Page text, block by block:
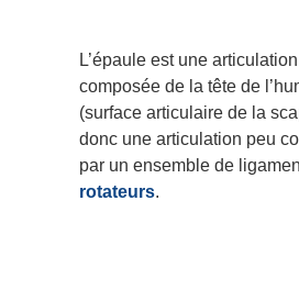
L’épaule est une
composée de la tête de
(surface articulaire de la
donc une articulation peu
par un ensemble de
rotateurs.